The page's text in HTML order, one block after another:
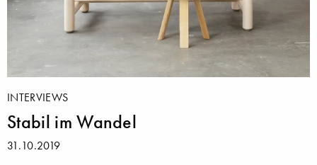
INTERVIEWS
Stabil im Wandel
31.10.2019